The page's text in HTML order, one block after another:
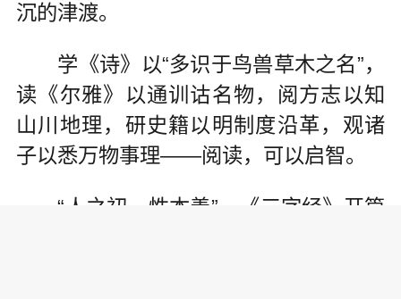
沉的津渡。
学《诗》以“多识于鸟兽草木之名”，
读《尔雅》以通训诂名物，阅方志以知
山川地理，研史籍以明制度沿革，观诸
子以悉万物事理——阅读，可以启智。
“人之初，性本善”，《三字经》开篇